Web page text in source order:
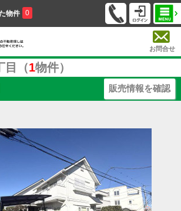
物件 0
お問合せ
目（1物件）
販売情報を確認